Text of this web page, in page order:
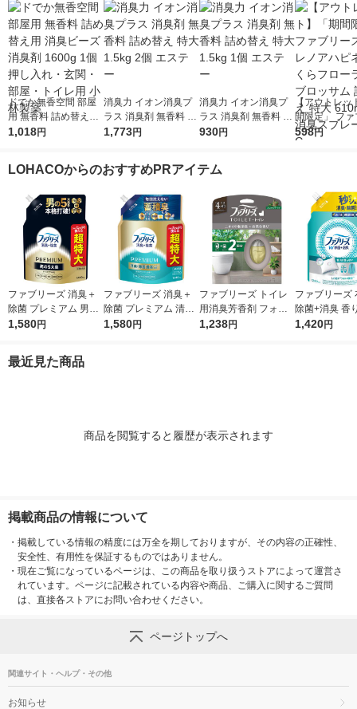
ドでか無香空間 部屋
用 無香料 詰め替え用
消臭ビーズ 消臭剤 16
小林製薬
1,018円
消臭力 イオン消臭プ
ラス 消臭剤 無香料 詰
め替え 特大 1.5kg 2個
1,773円
消臭力 イオン消臭プ
ラス 消臭剤 無香料 詰
め替え 特大 1.5kg 1個
930円
【アウトレッ
間限定」 ファ
ズ 布用 レノ
598円
LOHACOからのおすすめPRアイテム
ファブリーズ 消臭＋
除菌 プレミアム 男の
5大臭クールアクア 詰
社
1,580円
ファブリーズ 消臭＋
除菌 プレミアム 清潔
なランドリーの香り
1,580円
ファブリーズ トイレ
用消臭芳香剤 フォレ
スト＆シダーウッドの
1,238円
ファブリーズ
除菌+消臭 香
ない 詰め替
1,420円
最近見た商品
商品を閲覧すると履歴が表示されます
掲載商品の情報について
・ 掲載している情報の精度には万全を期しておりますが、その内容の正確性、
安全性、有用性を保証するものではありません。
・ 現在ご覧になっているページは、この商品を取り扱うストアによって運営さ
れています。ページに記載されている内容や商品、ご購入に関するご質問
は、直接各ストアにお問い合わせください。
ページトップへ
関連サイト・ヘルプ・その他
お知らせ